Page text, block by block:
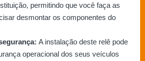
permitindo que você faça as
desmontar os componentes do
A instalação deste relê pode
operacional dos seus veículos